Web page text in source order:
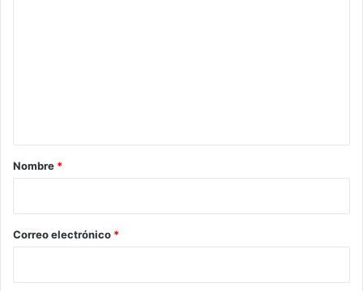
r
*
Nombre *
Correo electrónico *